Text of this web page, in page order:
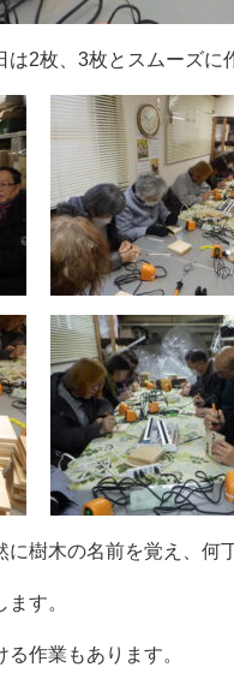
2枚、3枚とスムーズに
に樹木の名前を覚え、何
す。
作業もあります。